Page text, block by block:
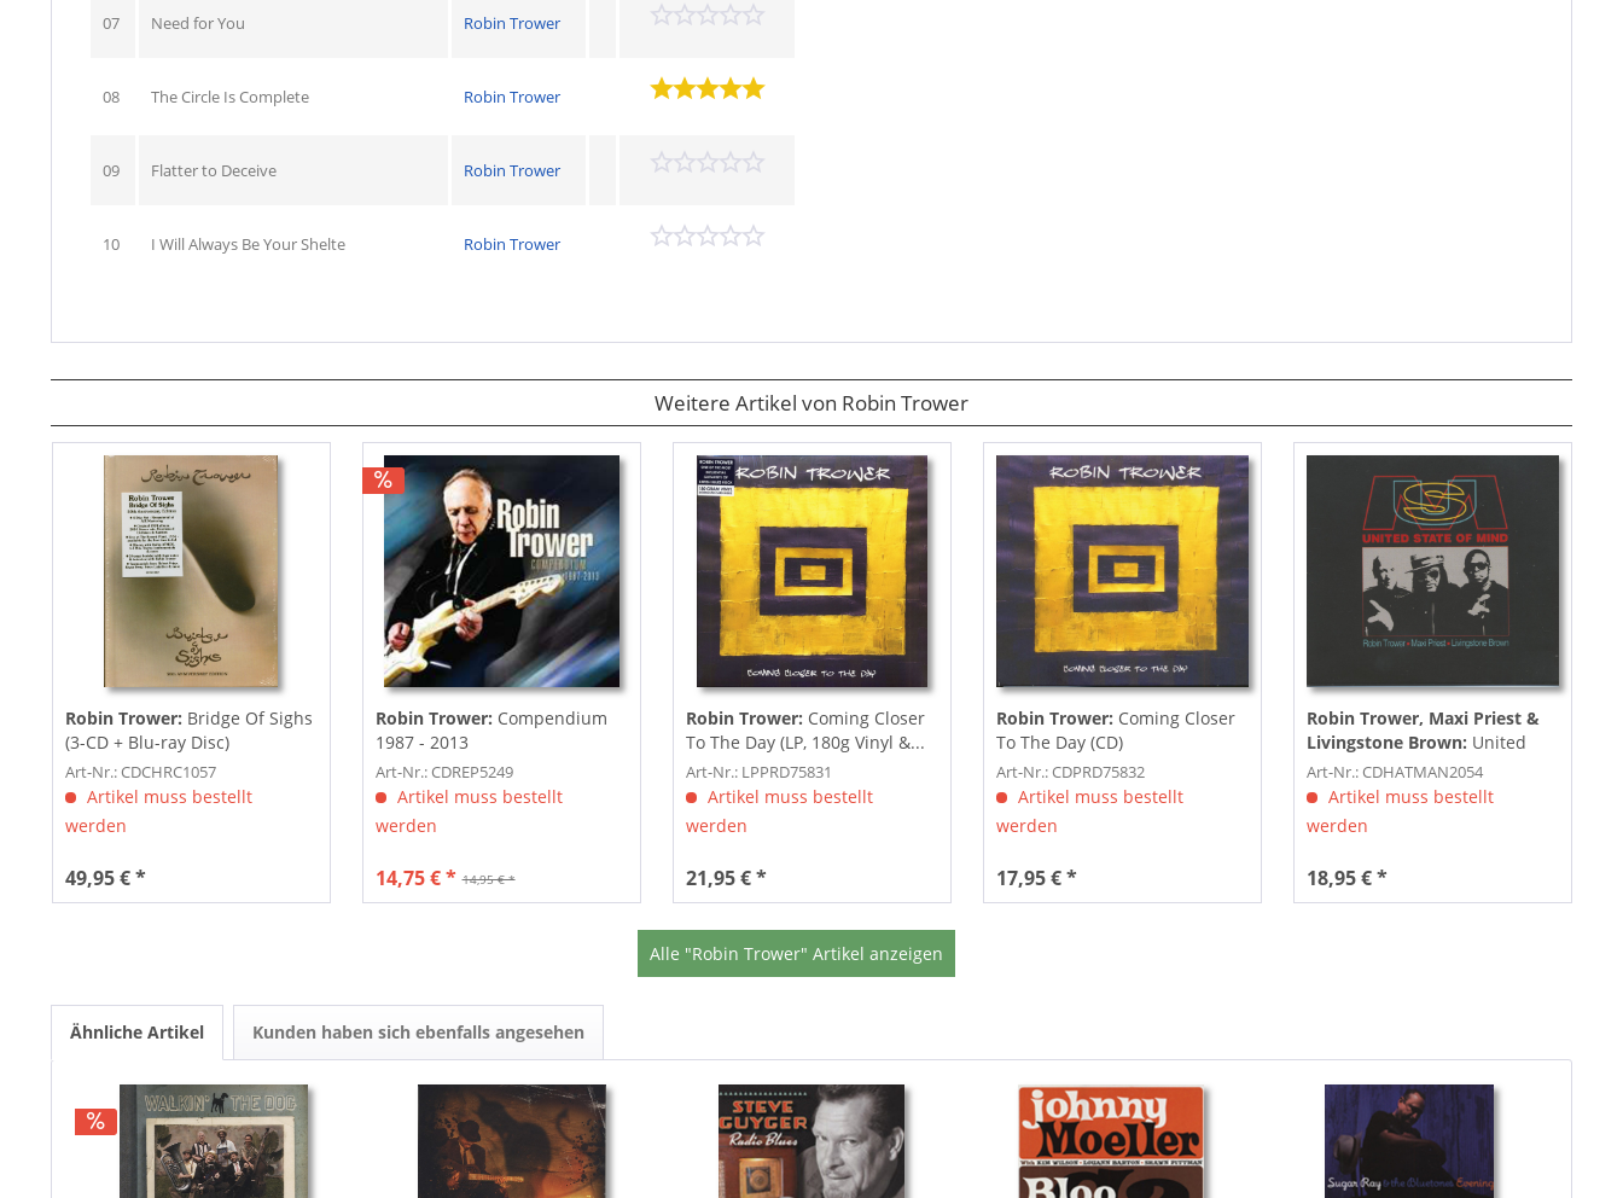
07 Need for You Robin Trower
08 The Circle Is Complete Robin Trower
09 Flatter to Deceive Robin Trower
10 I Will Always Be Your Shelte Robin Trower
Weitere Artikel von Robin Trower
Robin Trower: Bridge Of Sighs
(3-CD + Blu-ray Disc)
Art-Nr.: CDCHRC1057
Artikel muss bestellt
werden
49,95 € *
Robin Trower: Compendium
1987 - 2013
Art-Nr.: CDREP5249
Artikel muss bestellt
werden
14,95 € *
14,75 € *
Robin Trower: Coming Closer
To The Day (LP, 180g Vinyl &...
Art-Nr.: LPPRD75831
Artikel muss bestellt
werden
21,95 € *
Robin Trower: Coming Closer
To The Day (CD)
Art-Nr.: CDPRD75832
Artikel muss bestellt
werden
17,95 € *
Robin Trower, Maxi Priest &
Livingstone Brown: United
State Of Mind (CD)
Art-Nr.: CDHATMAN2054
Artikel muss bestellt
werden
18,95 € *
Alle "Robin Trower" Artikel anzeigen
Ähnliche Artikel Kunden haben sich ebenfalls angesehen